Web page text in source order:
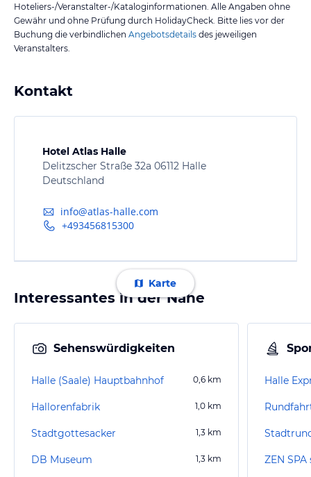
Hoteliers-/Veranstalter-/Kataloginformationen. Alle Angaben ohne
Gewähr und ohne Prüfung durch HolidayCheck. Bitte lies vor der
Buchung die verbindlichen Angebotsdetails des jeweiligen
Veranstalters.
Kontakt
Hotel Atlas Halle
Delitzscher Straße 32a 06112 Halle
Deutschland
info@atlas-halle.com
+493456815300
Karte
Interessantes in der Nähe
Sehenswürdigkeiten
Halle (Saale) Hauptbahnhof 0,6 km
Hallorenfabrik 1,0 km
Stadtgottesacker 1,3 km
DB Museum 1,3 km
Halle
ZEN